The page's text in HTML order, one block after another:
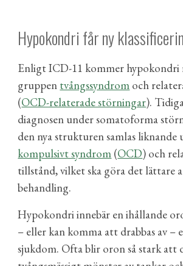
Hypokondri får ny
EnligtICD-11 kommer hypokondri
gruppen tvångssyndrom och
(OCD-relaterade störningar).
diagnosen under somatoforma
den nya strukturen samlas liknande
kompulsivt syndrom (OCD) och
tillstånd,vilket ska göra det lättare
behandling.
Hypokondri innebär en ihållande
– eller kan komma att drabbas av –
sjukdom. Ofta blir oron så stark att